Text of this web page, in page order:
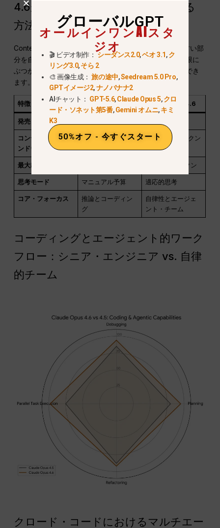
4.6が無限の会話を効果的に管理する
方法
Context Compactionと呼ばれる新機能は、チャットの古い部
分を自動的に要約します。これにより、機種のメモリ制限に
ぶつかることなく、終わりの見えない会話をすることができ
ます。.
特徴 クロード 作品4.5 クロード 作品4.6
発売日
コンテキストウィ
ンドウ
200,000トークン
1,000,000トークン
（ベータ版）
最大出力トークン 128,000 トークン
思考モード マニュアル予算 適応的思考
コア・フォーカス
推論とコーディン
グ
自律性とエージェ
ント・チーム
コーディングとエージェント的ワーク
フロー：シニア・エンジニア vs. 自律
的チーム
クロード・コードにおけるマルチエー
グローバルGPT
オールインワンAIスタ
ジオ
🎬 ビデオ制作：シーダンス2.0,ベオ 3.1,ク
リング3.0,そら 2
🎨 画像生成：旅の途中,Seedream 5.0 Pro,
GPTイメージ2,ナノバナナ2
AIチャット： GPT-5.6,Claude Opus 5,クロ
ード・ソネット第5番,Gemini オムニ,キミ
K3
50%オフ - 今すぐスタート